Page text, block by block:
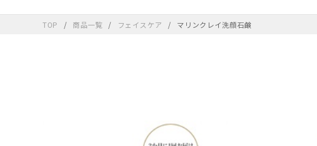
TOP 商品一覧 フェイスケア マリンクレイ洗顔石鹸